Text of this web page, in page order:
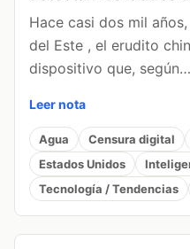
Hace casi dos mil
del Este , el erudito
dispositivo que, según…
Leer nota
Agua Censura digital
Estados Unidos
Tecnología / Tendencias